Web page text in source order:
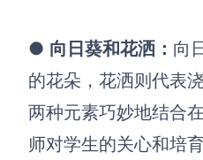
情绪板
查看所有场景
● 向日葵和花洒 ： 向
的花朵，花洒则代表
两种元素巧妙地结合
师对学生的关心和培育